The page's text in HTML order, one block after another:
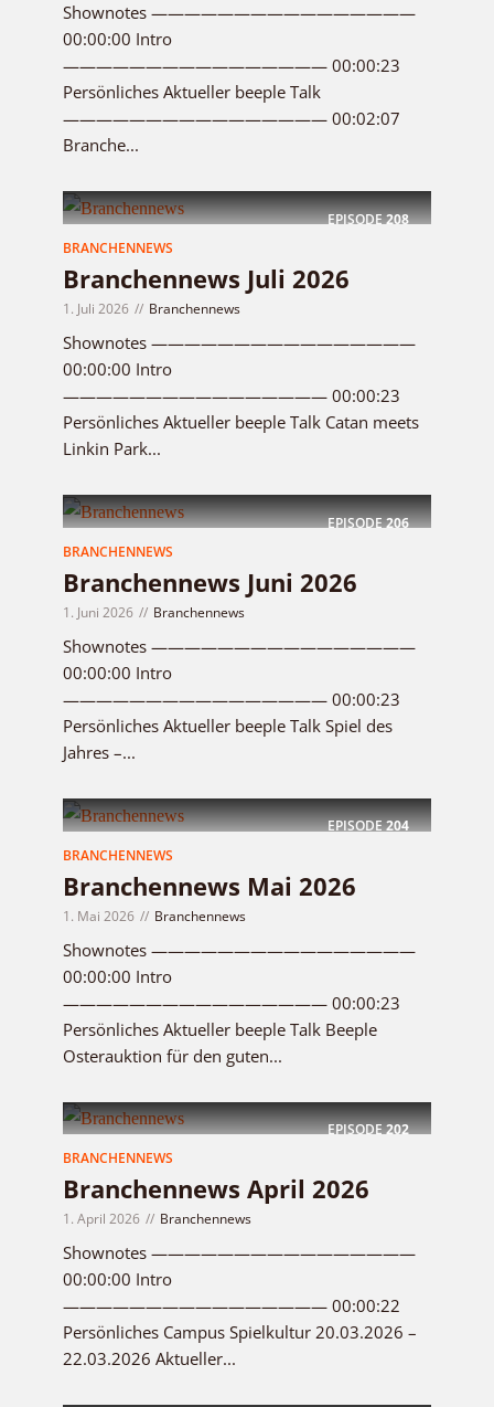
Shownotes ————————————————
00:00:00 Intro
———————————————— 00:00:23
Persönliches Aktueller beeple Talk
———————————————— 00:02:07
Branche...
EPISODE208
BRANCHENNEWS
Branchennews Juli 2026
1. Juli 2026 Branchennews
Shownotes ————————————————
00:00:00 Intro
———————————————— 00:00:23
Persönliches Aktueller beeple Talk Catan meets
Linkin Park...
EPISODE206
BRANCHENNEWS
Branchennews Juni 2026
1. Juni 2026 Branchennews
Shownotes ————————————————
00:00:00 Intro
———————————————— 00:00:23
Persönliches Aktueller beeple Talk Spiel des
Jahres –...
EPISODE204
BRANCHENNEWS
Branchennews Mai 2026
1. Mai 2026 Branchennews
Shownotes ————————————————
00:00:00 Intro
———————————————— 00:00:23
Persönliches Aktueller beeple Talk Beeple
Osterauktion für den guten...
EPISODE202
BRANCHENNEWS
Branchennews April 2026
1. April 2026 Branchennews
Shownotes ————————————————
00:00:00 Intro
———————————————— 00:00:22
Persönliches Campus Spielkultur 20.03.2026 –
22.03.2026 Aktueller...